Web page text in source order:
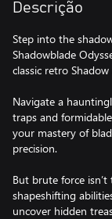
Descrição
Step into the
Shadowblade
classic retro
Navigate a
traps and
your mastery of
precision.
But brute force
shapeshifting
uncover hidden